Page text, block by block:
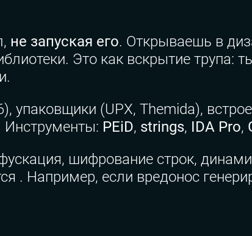
не запуская его. Открываешь в
Это как вскрытие трупа:
(UPX, Themida),
Инструменты: PEiD, strings, IDA Pro,
шифрование строк,
. Например, если вредонос